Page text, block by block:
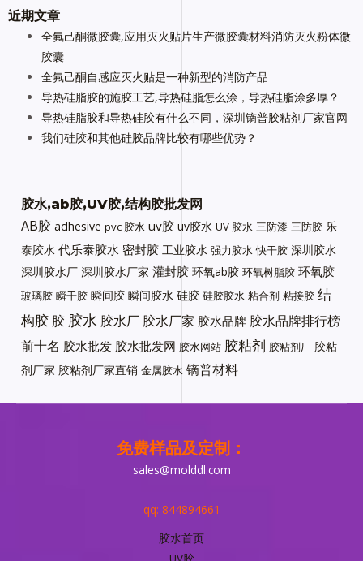
近期文章
全氟己酮微胶囊,应用灭火贴片生产微胶囊材料消防灭火粉体微
胶囊
全氟己酮自感应灭火贴是一种新型的消防产品
导热硅脂胶的施胶工艺,导热硅脂怎么涂，导热硅脂涂多厚？
导热硅脂胶和导热硅胶有什么不同，深圳镝普胶粘剂厂家官网
我们硅胶和其他硅胶品牌比较有哪些优势？
胶水,ab胶,UV胶,结构胶批发网
AB胶 adhesive pvc 胶水 uv胶 uv胶水 UV 胶水 三防漆 三防胶 乐
泰胶水 代乐泰胶水 密封胶 工业胶水 强力胶水 快干胶 深圳胶水
深圳胶水厂 深圳胶水厂家 灌封胶 环氧ab胶 环氧树脂胶 环氧胶
玻璃胶 瞬干胶 瞬间胶 瞬间胶水 硅胶 硅胶胶水 粘合剂 粘接胶 结
构胶胶 胶水 胶水厂胶水厂家 胶水品牌 胶水品牌排行榜
前十名 胶水批发 胶水批发网 胶水网站 胶粘剂 胶粘剂厂 胶粘
剂厂家 胶粘剂厂家直销 金属胶水 镝普材料
免费样品及定制：
sales@molddl.com
qq: 844894661
胶水首页